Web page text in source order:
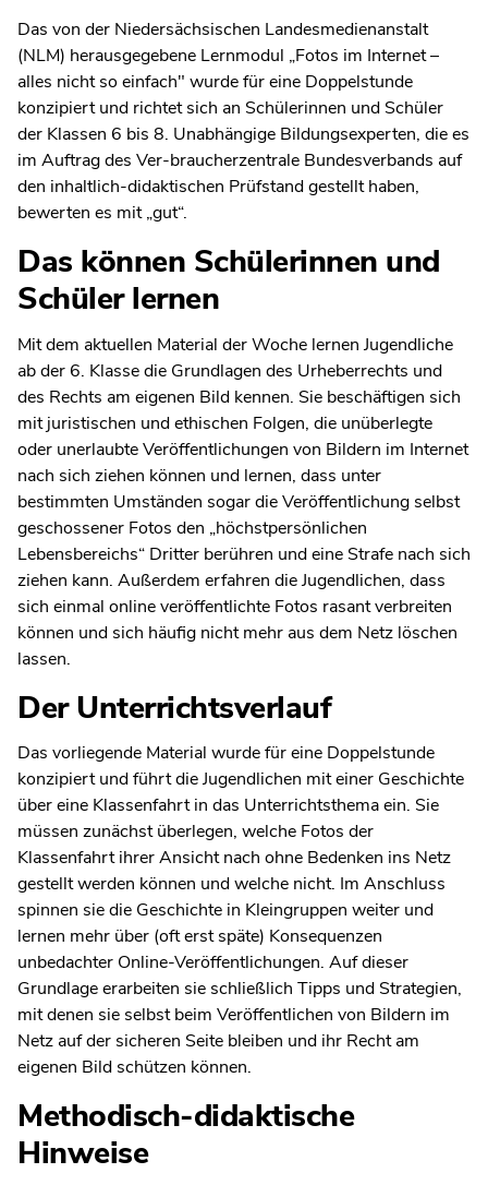
Das von der Niedersächsischen Landesmedienanstalt
(NLM) herausgegebene Lernmodul „Fotos im Internet –
alles nicht so einfach" wurde für eine Doppelstunde
konzipiert und richtet sich an Schülerinnen und Schüler
der Klassen 6 bis 8. Unabhängige Bildungsexperten, die es
im Auftrag des Ver-braucherzentrale Bundesverbands auf
den inhaltlich-didaktischen Prüfstand gestellt haben,
bewerten es mit „gut“.
Das können Schülerinnen und
Schüler lernen
Mit dem aktuellen Material der Woche lernen Jugendliche
ab der 6. Klasse die Grundlagen des Urheberrechts und
des Rechts am eigenen Bild kennen. Sie beschäftigen sich
mit juristischen und ethischen Folgen, die unüberlegte
oder unerlaubte Veröffentlichungen von Bildern im Internet
nach sich ziehen können und lernen, dass unter
bestimmten Umständen sogar die Veröffentlichung selbst
geschossener Fotos den „höchstpersönlichen
Lebensbereichs“ Dritter berühren und eine Strafe nach sich
ziehen kann. Außerdem erfahren die Jugendlichen, dass
sich einmal online veröffentlichte Fotos rasant verbreiten
können und sich häufig nicht mehr aus dem Netz löschen
lassen.
Der Unterrichtsverlauf
Das vorliegende Material wurde für eine Doppelstunde
konzipiert und führt die Jugendlichen mit einer Geschichte
über eine Klassenfahrt in das Unterrichtsthema ein. Sie
müssen zunächst überlegen, welche Fotos der
Klassenfahrt ihrer Ansicht nach ohne Bedenken ins Netz
gestellt werden können und welche nicht. Im Anschluss
spinnen sie die Geschichte in Kleingruppen weiter und
lernen mehr über (oft erst späte) Konsequenzen
unbedachter Online-Veröffentlichungen. Auf dieser
Grundlage erarbeiten sie schließlich Tipps und Strategien,
mit denen sie selbst beim Veröffentlichen von Bildern im
Netz auf der sicheren Seite bleiben und ihr Recht am
eigenen Bild schützen können.
Methodisch-didaktische
Hinweise